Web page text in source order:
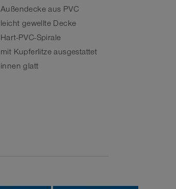
Außendecke aus PVC
leicht gewellte Decke
Hart-PVC-Spirale
mit Kupferlitze ausgestattet
innen glatt